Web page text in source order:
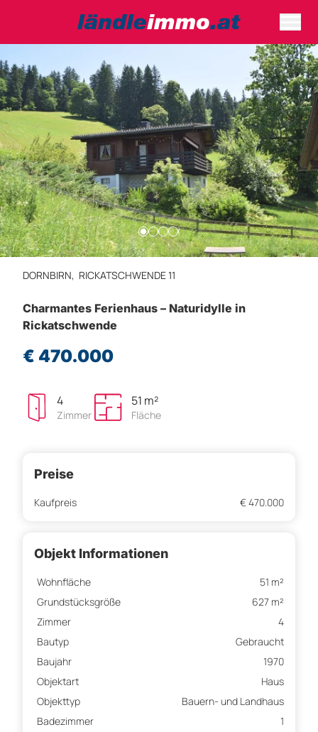
DORNBIRN, RICKATSCHWENDE 11
Charmantes Ferienhaus – Naturidylle in
Rickatschwende
€ 470.000
4
Zimmer
51 m²
Fläche
Preise
Kaufpreis € 470.000
Objekt Informationen
Wohnfläche
51 m²
Grundstücksgröße
627 m²
Zimmer
4
Bautyp
Gebraucht
Baujahr
1970
Objektart
Haus
Objekttyp
Bauern- und Landhaus
Badezimmer
1